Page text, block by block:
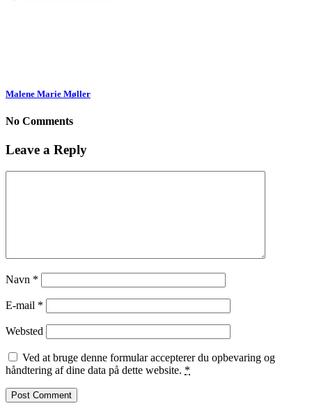
Malene Marie Møller
No Comments
Leave a Reply
Navn *
E-mail *
Websted
Ved at bruge denne formular accepterer du opbevaring og
håndtering af dine data på dette website. *